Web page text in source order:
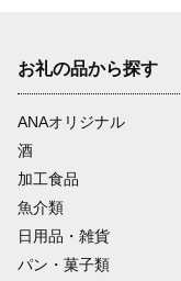
お礼の品から探す
ANAオリジナル
酒
加工食品
魚介類
日用品・雑貨
パン・菓子類